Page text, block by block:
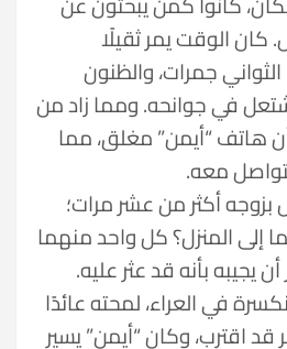
الوقت يمر ثقيلًا
جمرات، والظنون
في جوانحه. ومما زاد من
هاتف “أيمن” مغلق، مما
معه.
بزوجه أكثر من عشر مرات؛
إلى المنزل؟ كل واحد منهما
يجيبه بأنه قد عثر عليه.
في العراء، لمحته عائدًا
اقترب، وكان “أيمن” يسير